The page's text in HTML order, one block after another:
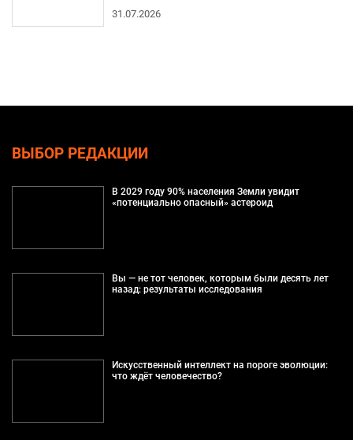
31.07.2026
ВЫБОР РЕДАКЦИИ
В 2029 году 90% населения Земли увидит
«потенциально опасный» астероид
Вы — не тот человек, которым были десять лет
назад: результаты исследования
Искусственный интеллект на пороге эволюции:
что ждёт человечество?